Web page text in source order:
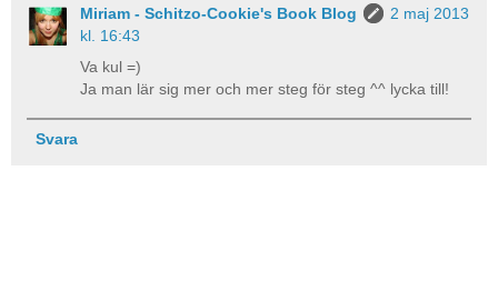
Miriam - Schitzo-Cookie's Book Blog
2 maj 2013
kl. 16:43
Va kul =)
Ja man lär sig mer och mer steg för steg ^^ lycka till!
Svara